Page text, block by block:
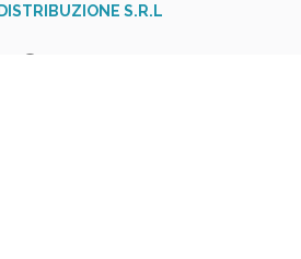
S.R.L
081 517 9251